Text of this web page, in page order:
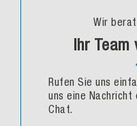
Wir
Ihr Team
Rufen Sie uns
uns eine Nachricht
Chat.